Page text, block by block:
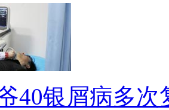
40银屑病多次